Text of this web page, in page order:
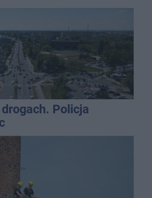
Policja